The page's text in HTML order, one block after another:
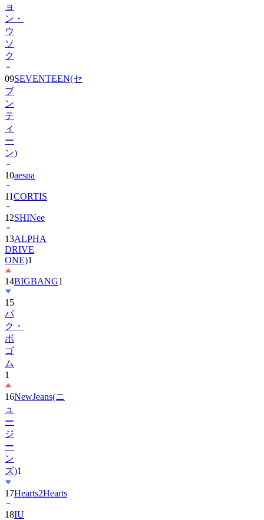
ョ
ン・
ウ
ソ
ク
09SEVENTEEN(セ
ブ
ン
テ
ィ
ー
ン)
10aespa
11CORTIS
12SHINee
13ALPHA
DRIVE
ONE)1
14BIGBANG1
15
パ
ク・
ボ
ゴ
ム
1
16NewJeans(ニ
ュ
ー
ジ
ー
ン
ズ)1
17Hearts2Hearts
18IU